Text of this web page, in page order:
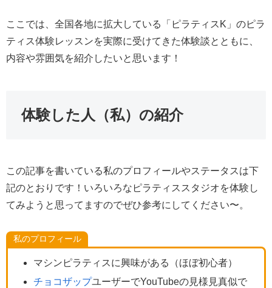
ここでは、全国各地に拡大している「ピラティスK」のピラ
ティス体験レッスンを実際に受けてきた体験談とともに、
内容や雰囲気を紹介したいと思います！
体験した人（私）の紹介
この記事を書いている私のプロフィールやステータスは下
記のとおりです！いろいろなピラティススタジオを体験し
てみようと思ってますのでぜひ参考にしてください〜。
私のプロフィール
マシンピラティスに興味がある（ほぼ初心者）
チョコザップユーザーでYouTubeの見様見真似で